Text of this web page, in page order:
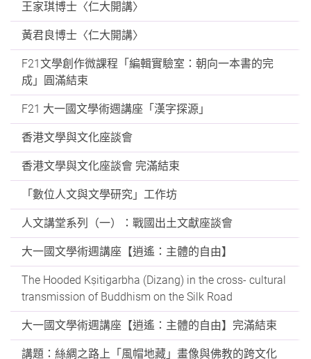
王家琪博士〈仁大開講〉
黃君良博士〈仁大開講〉
F21文學創作微課程「編輯實驗室：朝向一本書的完
成」圓滿結束
F21 大一國文學術週講座「漢字探源」
香港文學與文化座談會
香港文學與文化座談會 完滿結束
「數位人文與文學研究」工作坊
人文講堂系列（一）：戰國出土文獻座談會
大一國文學術週講座【逍遙：主體的自由】
The Hooded Kṣitigarbha (Dizang) in the cross- cultural
transmission of Buddhism on the Silk Road
大一國文學術週講座【逍遙：主體的自由】完滿結束
講題：絲綢之路上「風帽地藏」畫像與佛教的跨文化